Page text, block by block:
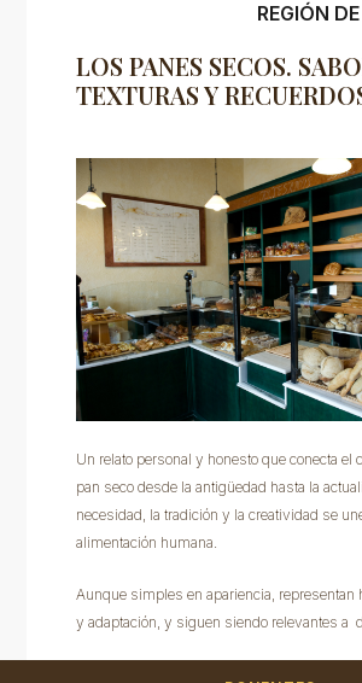
LOS PANES SECOS.
TEXTURAS Y
REGIÓN
Un relato personal y honesto que conecta el
pan seco desde la antigüedad hasta la
necesidad, la tradición y la creatividad se
alimentación humana.
Aunque simples en apariencia, representan
y adaptación, y siguen siendo relevantes a